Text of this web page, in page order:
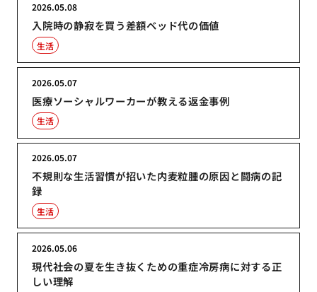
入院時の静寂を買う差額ベッド代の価値
2026.05.08
生活
医療ソーシャルワーカーが教える返金事例
2026.05.07
生活
不規則な生活習慣が招いた内麦粒腫の原因と闘病の記
録
2026.05.07
生活
現代社会の夏を生き抜くための重症冷房病に対する正
しい理解
2026.05.06